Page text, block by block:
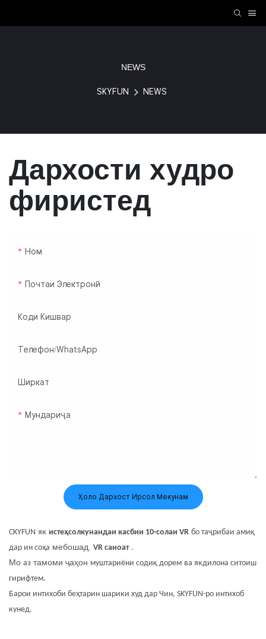
NEWS
SKYFUN NEWS
Дархости худро
фиристед
Ном
Почтаи Электронӣ
Коди Кишвар
Телефон/WhatsApp
Ширкат
Мундариҷа
Ҳоло Дархост Ирсол Мекунам
СKYFUN як истеҳсолкунандаи касбии 10-солаи VR бо таҷрибаи амиқ
дар ин соҳа мебошад. VR саноат .
Мо аз тамоми ҷаҳон муштариёни содиқ дорем ва якдилона ситоиш
гирифтем.
Барои интихоби беҳтарин шарики худ дар Чин, SKYFUN-ро интихоб
кунед.